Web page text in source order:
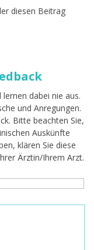
diesen Beitrag
dabei nie aus.
und Anregungen.
Bitte beachten Sie,
Auskünfte
klären Sie diese
Ärztin/Ihrem Arzt.